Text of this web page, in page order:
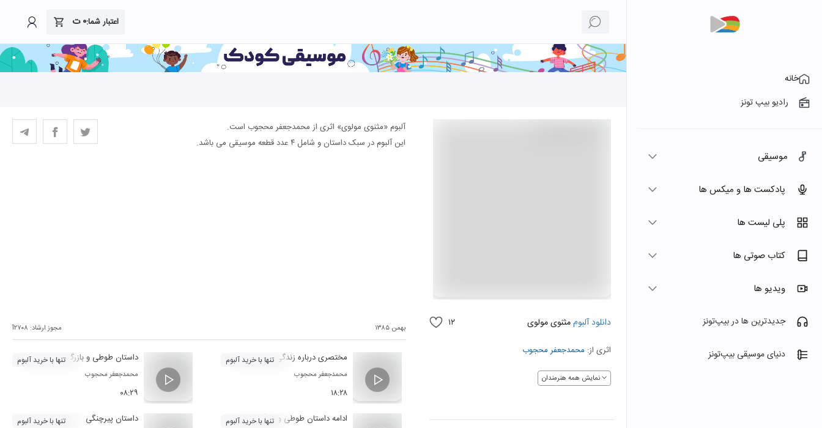
اعتبار شما:۰ت
خانه
رادیو بیپ تونز
موسیقی
پادکست ها و میکس ها
پلی لیست ها
کتاب صوتی ها
ویدیو ها
جدیدترین ها در بیپ‌تونز
دنیای موسیقی بیپ‌تونز
دانلود آلبوممثنوی مولوی
اثری از: محمدجعفر محجوب
نمایش همه هنرمندان
۱۲
آلبوم «مثنوی مولوی» اثری از محمدجعفر محجوب است.
این آلبوم در سبک داستان و شامل ۴ عدد قطعه موسیقی می باشد.
بهمن ۱۳۸۵ مجوز ارشاد: ۲۷۰۸آ
مختصری درباره زندگی مولوی
محمدجعفر محجوب
۱۸:۲۸
تنها با خرید آلبوم داستان طوطی و بازرگان
محمدجعفر محجوب
۰۸:۲۹
تنها با خرید آلبوم
ادامه داستان طوطی و بازرگانتنها با خرید آلبوم داستان پیرچنگی تنها با خرید آلبوم